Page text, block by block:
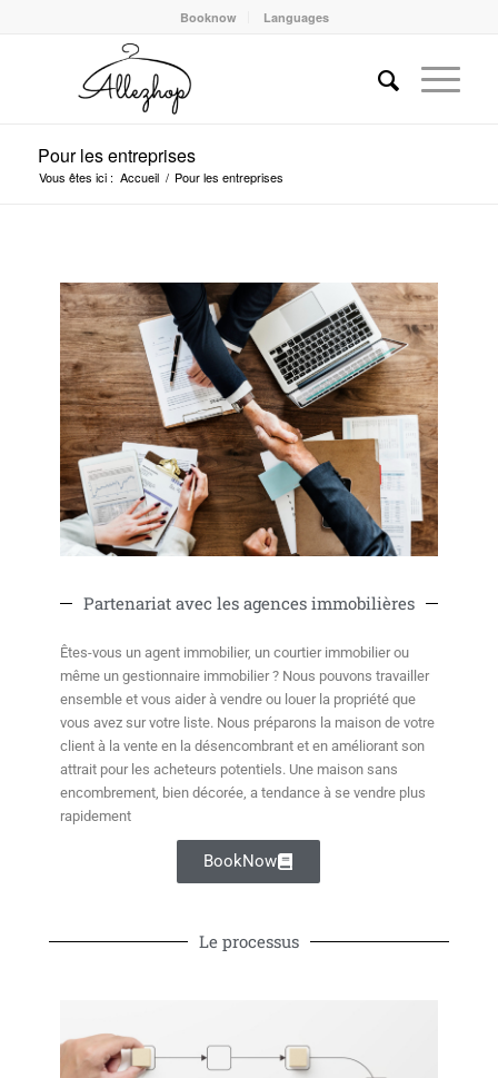
Booknow Languages
Pour les entreprises
Vous êtes ici : Accueil / Pour les entreprises
Partenariat avec les agences immobilières
Êtes-vous un agent immobilier, un courtier immobilier ou
même un gestionnaire immobilier ? Nous pouvons travailler
ensemble et vous aider à vendre ou louer la propriété que
vous avez sur votre liste. Nous préparons la maison de votre
client à la vente en la désencombrant et en améliorant son
attrait pour les acheteurs potentiels. Une maison sans
encombrement, bien décorée, a tendance à se vendre plus
rapidement
BookNow
Le processus